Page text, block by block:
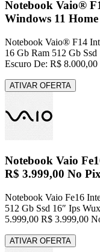
Notebook Vaio®
Windows 11
Notebook Vaio® F14
16 Gb Ram 512 Gb
Escuro De: R$
ATIVAR OFERTA
Notebook Vaio
R$ 3.999,00 No
Notebook Vaio Fe16
512 Gb Ssd 16″ Ips
5.999,00 R$ 3.999,00
ATIVAR OFERTA